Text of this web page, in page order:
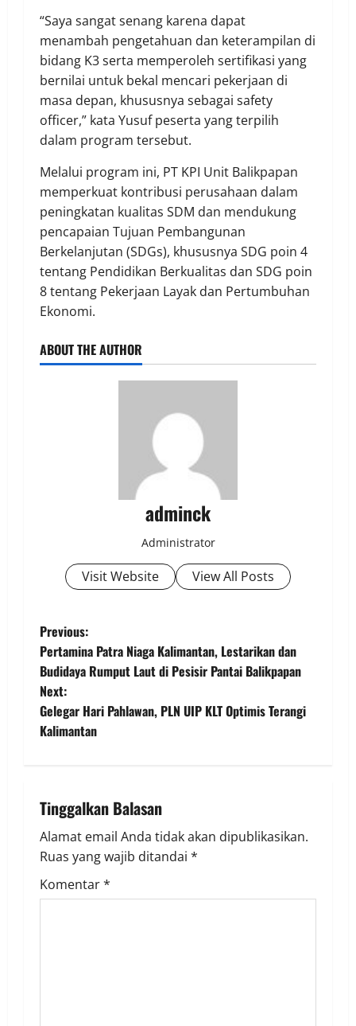
“Saya sangat senang karena dapat
menambah pengetahuan dan keterampilan di
bidang K3 serta memperoleh sertifikasi yang
bernilai untuk bekal mencari pekerjaan di
masa depan, khususnya sebagai safety
officer,” kata Yusuf peserta yang terpilih
dalam program tersebut.
Melalui program ini, PT KPI Unit Balikpapan
memperkuat kontribusi perusahaan dalam
peningkatan kualitas SDM dan mendukung
pencapaian Tujuan Pembangunan
Berkelanjutan (SDGs), khususnya SDG poin 4
tentang Pendidikan Berkualitas dan SDG poin
8 tentang Pekerjaan Layak dan Pertumbuhan
Ekonomi.
ABOUT THE AUTHOR
adminck
Administrator
Visit Website View All Posts
P
o
s
t
a
v
i
g
Previous:
Pertamina Patra Niaga Kalimantan, Lestarikan dan
Budidaya Rumput Laut di Pesisir Pantai Balikpapan
Next:
Gelegar Hari Pahlawan, PLN UIP KLT Optimis Terangi
Kalimantan
Tinggalkan Balasan
Alamat email Anda tidak akan dipublikasikan.
Ruas yang wajib ditandai *
Komentar*